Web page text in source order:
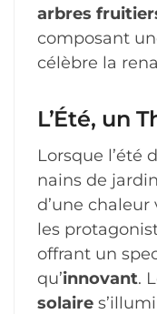
arbres
composant
célèbre la
L’Été, un
Lorsque l’été
nains de
d’une
les
offrant un
qu’innovant.
solaire